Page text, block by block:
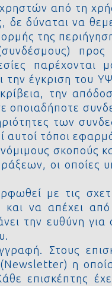
από τη
δε δύναται να
της
προς
την έγκριση του
την
των
αυτοί τόποι
σκοπούς
οι οποίες
με τις
και να απέχει
την ευθύνη
Στους
η οποία
επισκέπτης